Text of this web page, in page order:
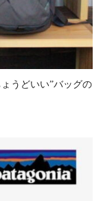
うどいい”バッグの